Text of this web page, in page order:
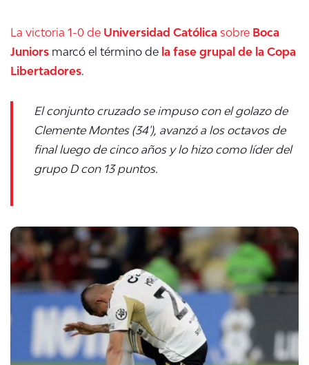
La victoria 1-0 de Universidad Católica sobre Boca
Juniors marcó el término de la fase grupal de la Copa
Libertadores.
El conjunto cruzado se impuso con el golazo de
Clemente Montes (34'), avanzó a los octavos de
final luego de cinco años y lo hizo como líder del
grupo D con 13 puntos.